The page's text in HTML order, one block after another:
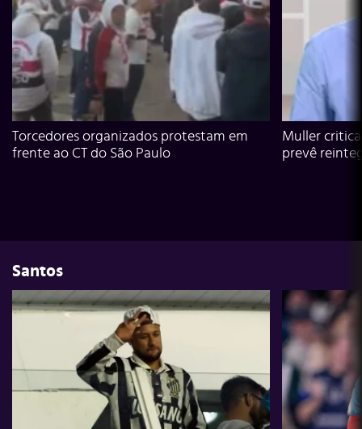
Torcedores organizados protestam em
frente ao CT do São Paulo
Muller
prevê
Santos